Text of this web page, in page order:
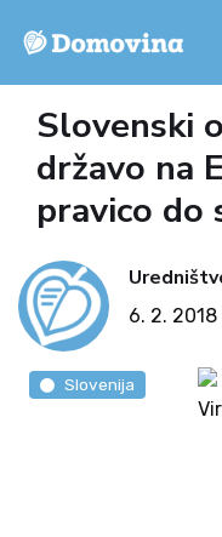
Slovenski
državo na
pravico
6. 2. 2018
Slovenija